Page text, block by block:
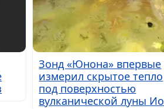
Зонд «Юнона» впервые
измерил скрытое тепло
под поверхностью
вулканической луны Ио